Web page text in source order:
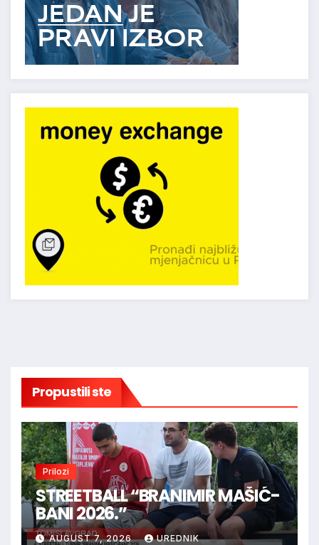
Propustili ste
Prilozi
STREETBALL “BRANIMIR MAŠIĆ-
BANI 2026.”
AUGUST 7, 2026 UREDNIK